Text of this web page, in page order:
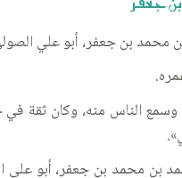
محمد بن جعفر، أبو علي
بغداد سنة ٣٥٣، وسمع الناس